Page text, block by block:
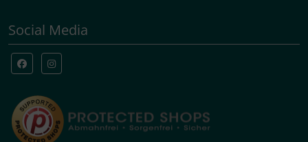
Social Media